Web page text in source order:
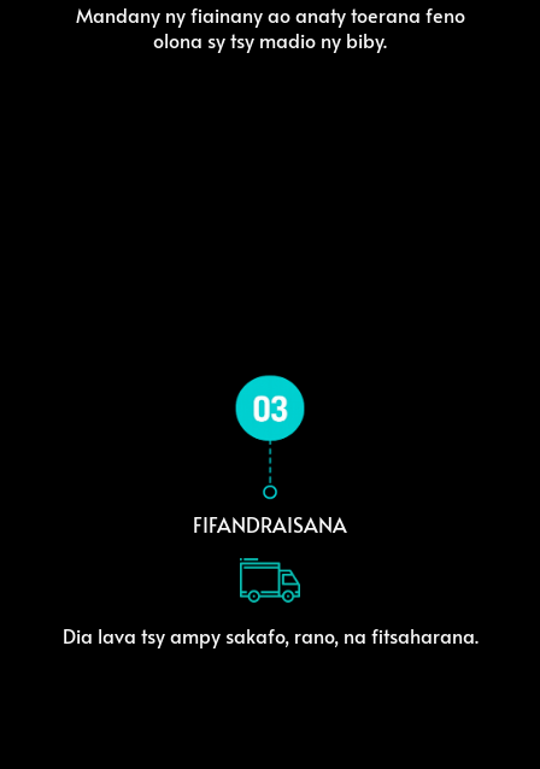
Mandany ny fiainany ao anaty toerana feno
olona sy tsy madio ny biby.
FIFANDRAISANA
Dia lava tsy ampy sakafo, rano, na fitsaharana.